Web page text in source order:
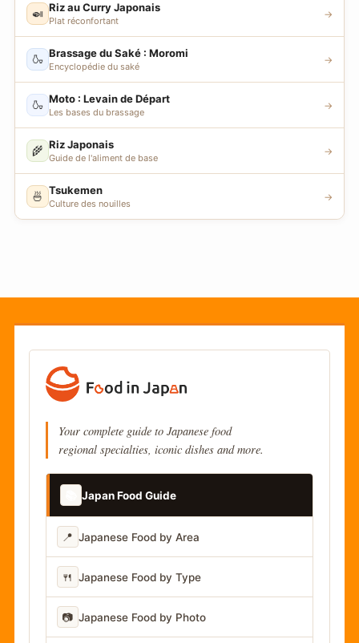
🍛 Riz au Curry Japonais
Plat réconfortant
→
🍶 Brassage du Saké : Moromi
Encyclopédie du saké
→
🍶 Moto : Levain de Départ
Les bases du brassage
→
🌾 Riz Japonais
Guide de l'aliment de base
→
🍜 Tsukemen
Culture des nouilles
→
Your complete guide to Japanese food
regional specialties, iconic dishes and more.
Japan Food Guide
📍 Japanese Food by Area
🍴 Japanese Food by Type
📷 Japanese Food by Photo